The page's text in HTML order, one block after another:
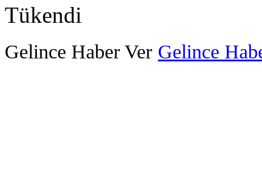
Tükendi
Gelince Haber Ver Gelince